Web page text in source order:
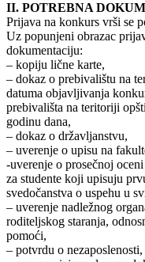
II. POTREBNA
Prijava na konkurs vrši se
Uz popunjeni obrazac
dokumentaciju:
– kopiju lične karte,
– dokaz o prebivalištu na
datuma objavljivanja
prebivališta na teritoriji
godinu dana,
– dokaz o državljanstvu,
– uverenje o upisu na
-uverenje o prosečnoj
za studente koji upisuju
svedočanstva o uspehu u
– uverenje nadležnog
roditeljskog staranja,
pomoći,
– potvrdu o nezaposlenosti,